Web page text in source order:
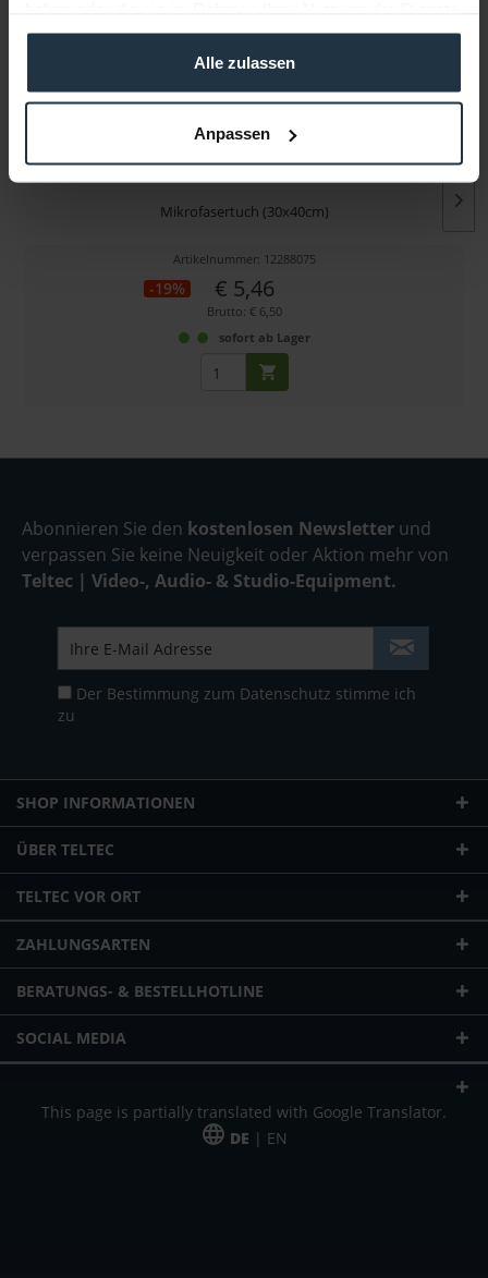
gesammelt haben.
Alle zulassen
Anpassen
Zeiss Mikrofasertuch
Mikrofasertuch (30x40cm)
Artikelnummer: 12288075
-19% € 5,46
Brutto: € 6,50
sofort ab Lager
Abonnieren Sie den kostenlosen Newsletter und
verpassen Sie keine Neuigkeit oder Aktion mehr von
Teltec | Video-, Audio- & Studio-Equipment.
Der Bestimmung zum Datenschutz stimme ich
zu
SHOP INFORMATIONEN
ÜBER TELTEC
TELTEC VOR ORT
ZAHLUNGSARTEN
BERATUNGS- & BESTELLHOTLINE
SOCIAL MEDIA
This page is partially translated with Google Translator.
DE | EN